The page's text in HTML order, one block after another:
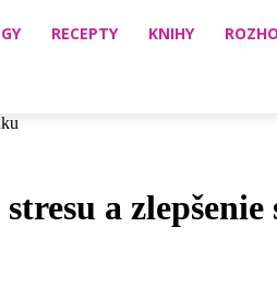
RECEPTY KNIHY
a zlepšenie